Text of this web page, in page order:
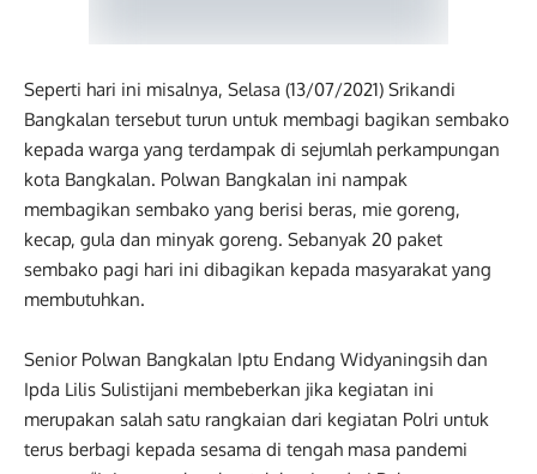
Seperti hari ini misalnya, Selasa (13/07/2021) Srikandi
Bangkalan tersebut turun untuk membagi bagikan sembako
kepada warga yang terdampak di sejumlah perkampungan
kota Bangkalan. Polwan Bangkalan ini nampak
membagikan sembako yang berisi beras, mie goreng,
kecap, gula dan minyak goreng. Sebanyak 20 paket
sembako pagi hari ini dibagikan kepada masyarakat yang
membutuhkan.
Senior Polwan Bangkalan Iptu Endang Widyaningsih dan
Ipda Lilis Sulistijani membeberkan jika kegiatan ini
merupakan salah satu rangkaian dari kegiatan Polri untuk
terus berbagi kepada sesama di tengah masa pandemi